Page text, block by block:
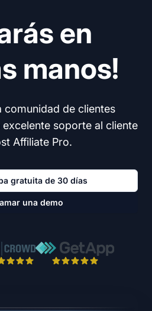
en
manos!
comunidad de clientes
soporte al cliente
Affiliate Pro.
gratuita de 30 días
una demo